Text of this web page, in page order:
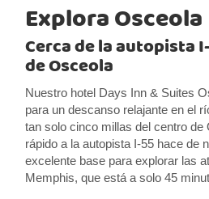
Explora Osceola
Cerca de la autopista
de Osceola
Nuestro hotel Days Inn & Suites
para un descanso relajante en el
tan solo cinco millas del centro de
rápido a la autopista I-55 hace de
excelente base para explorar las
Memphis, que está a solo 45